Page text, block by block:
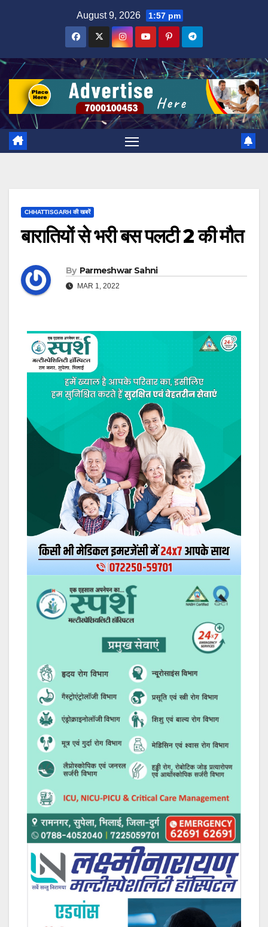
August 9, 2026 1:57 pm
CHHATTISGARH की खबरें
बारातियों से भरी बस पलटी 2 की मौत
By Parmeshwar Sahni
MAR 1, 2022